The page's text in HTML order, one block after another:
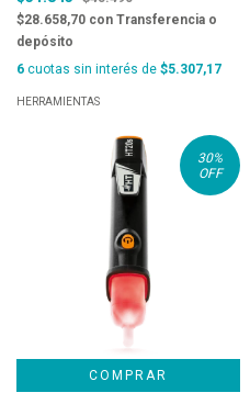
MARCA JOKARI, MODELO
SECURA N°28H- 10280
$28.658,70 con Transferencia o
depósito
6 cuotas sin interés de $5.307,17
HERRAMIENTAS
30%
OFF